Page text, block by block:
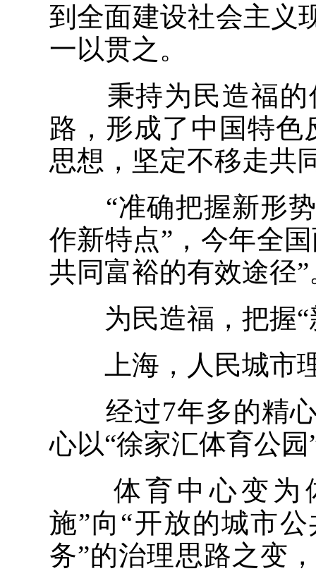
到全面建设社会主义
一以贯之。
秉持为民造福的
路，形成了中国特色
思想，坚定不移走共
“准确把握新形势
作新特点”，今年全
共同富裕的有效途径”
为民造福，把握“
上海，人民城市
经过7年多的精心
心以“徐家汇体育公
体育中心变为体
施”向“开放的城市
务”的治理思路之变